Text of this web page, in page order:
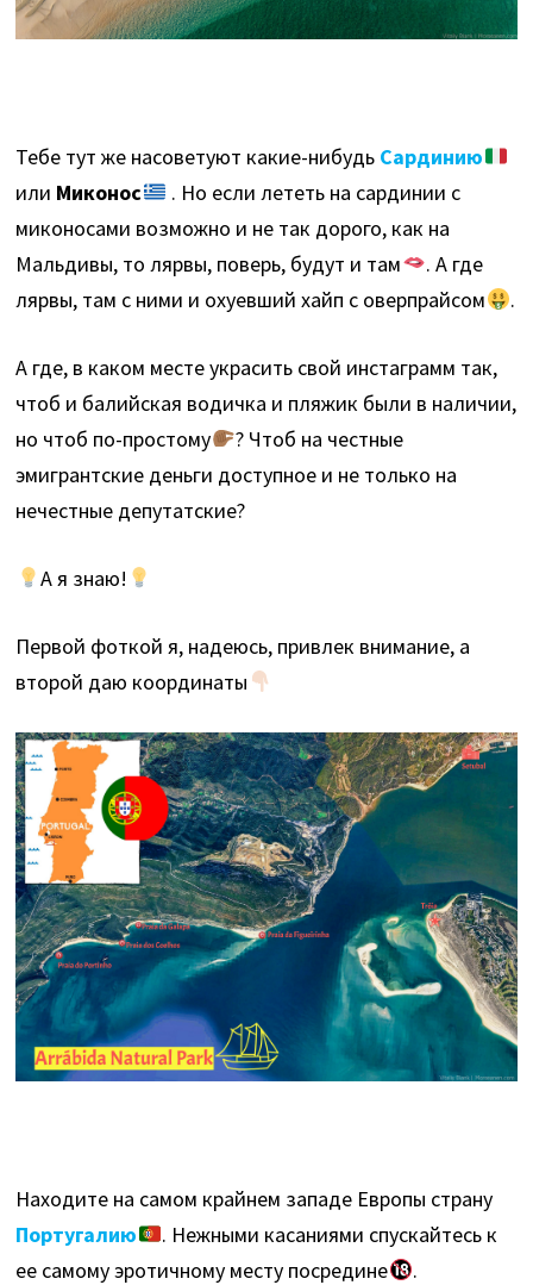
Тебе тут же насоветуют какие-нибудь Сардинию
или Миконос
. Но если лететь на сардинии с
миконосами возможно и не так дорого, как на
Мальдивы, то лярвы, поверь, будут и там
. А где
лярвы, там с ними и охуевший хайп с оверпрайсом
.
А где, в каком месте украсить свой инстаграмм так,
чтоб и балийская водичка и пляжик были в наличии,
но чтоб по-простому
? Чтоб на честные
эмигрантские деньги доступное и не только на
нечестные депутатские?
А я знаю!
Первой фоткой я, надеюсь, привлек внимание, а
второй даю координаты
Находите на самом крайнем западе Европы страну
Португалию
. Нежными касаниями спускайтесь к
ее самому эротичному месту посредине
.